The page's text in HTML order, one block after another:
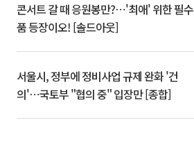
콘서트 갈 때 응원봉만?⋯'최애' 위한 필수
품 등장이오! [솔드아웃]
서울시, 정부에 정비사업 규제 완화 '건
의'⋯국토부 "협의 중" 입장만 [종합]